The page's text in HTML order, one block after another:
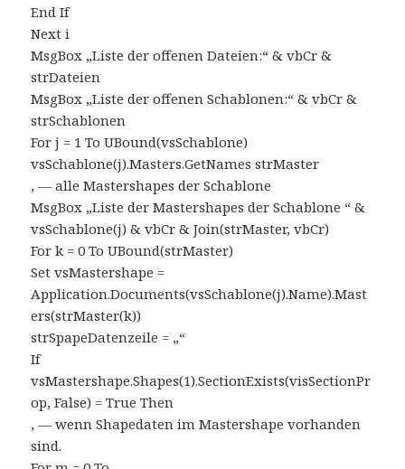
End If
Next i
MsgBox „Liste der offenen Dateien:“ & vbCr &
strDateien
MsgBox „Liste der offenen Schablonen:“ & vbCr &
strSchablonen
For j = 1 To UBound(vsSchablone)
vsSchablone(j).Masters.GetNames strMaster
‚ — alle Mastershapes der Schablone
MsgBox „Liste der Mastershapes der Schablone “ &
vsSchablone(j) & vbCr & Join(strMaster, vbCr)
For k = 0 To UBound(strMaster)
Set vsMastershape =
Application.Documents(vsSchablone(j).Name).Mast
ers(strMaster(k))
strSpapeDatenzeile = „“
If
vsMastershape.Shapes(1).SectionExists(visSectionPr
op, False) = True Then
‚ — wenn Shapedaten im Mastershape vorhanden
sind.